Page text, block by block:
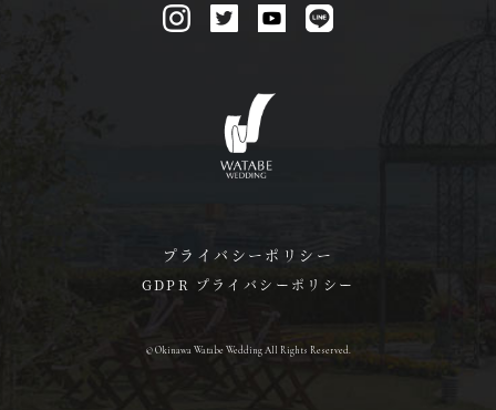
プライバシーポリシー
GDPR プライバシーポリシー
© Okinawa Watabe Wedding All Rights Reserved.